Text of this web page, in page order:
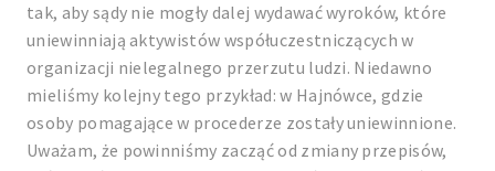
tak, aby sądy nie mogły dalej wydawać wyroków, które
uniewinniają aktywistów współuczestniczących w
organizacji nielegalnego przerzutu ludzi. Niedawno
mieliśmy kolejny tego przykład: w Hajnówce, gdzie
osoby pomagające w procederze zostały uniewinnione.
Uważam, że powinniśmy zacząć od zmiany przepisów,